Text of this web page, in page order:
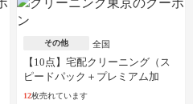
その他 全国
【10点】宅配クリーニング（ス
ピードパック＋プレミアム加
工）
12枚売れています